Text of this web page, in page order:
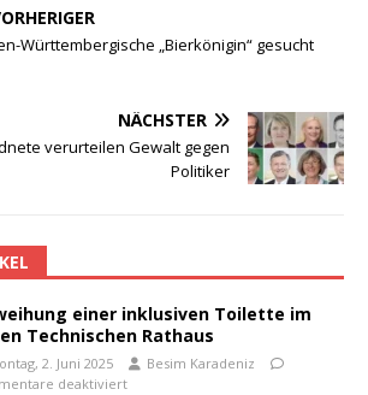
Württembergische „Bierkönigin“ gesucht
NÄCHSTER
verurteilen Gewalt gegen
Politiker
einer inklusiven Toilette im
Technischen Rathaus
2. Juni 2025
Besim Karadeniz
deaktiviert